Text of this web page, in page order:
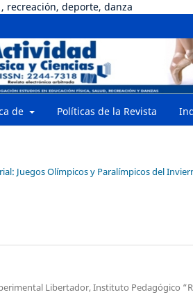
recreación, deporte, danza
de Políticas de la Revista
Juegos Olímpicos y Paralímpicos del
Libertador, Instituto Pedagógico